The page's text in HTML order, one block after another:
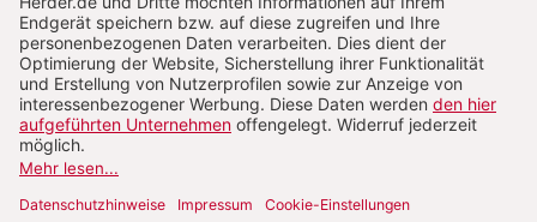
Staat wie Deutschland föderal organisiert oder Teil
eines organisiertenStaatenverbundeswie der EU
sollen nach dem S.s-Prinzip möglichst viele
Kompetenzen auf der untersten, d. h. z. B. auf der
kommunalen Ebene, angesiedelt sein. Höhere
Ebenen, wie die supranationale Ebene
(Supranationalität), sollen nur eingeschaltet werden,